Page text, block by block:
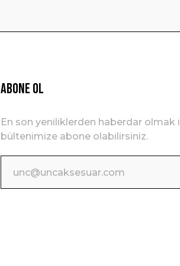
ABONE OL
En son yeniliklerden haberdar olmak
bültenimize abone olabilirsiniz.